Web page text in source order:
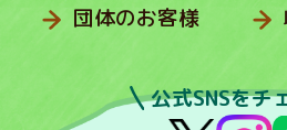
団体のお客様
公式SNSをチ